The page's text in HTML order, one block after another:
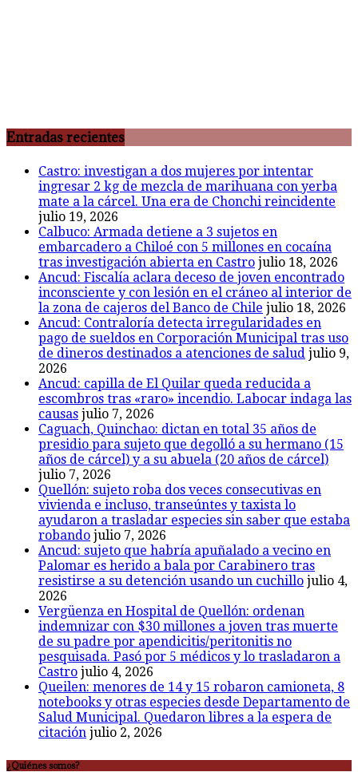
Entradas recientes
Castro: investigan a dos mujeres por intentar
ingresar 2 kg de mezcla de marihuana con yerba
mate a la cárcel. Una era de Chonchi reincidente
julio 19, 2026
Calbuco: Armada detiene a 3 sujetos en
embarcadero a Chiloé con 5 millones en cocaína
tras investigación abierta en Castro julio 18, 2026
Ancud: Fiscalía aclara deceso de joven encontrado
inconsciente y con lesión en el cráneo al interior de
la zona de cajeros del Banco de Chile julio 18, 2026
Ancud: Contraloría detecta irregularidades en
pago de sueldos en Corporación Municipal tras uso
de dineros destinados a atenciones de salud julio 9,
2026
Ancud: capilla de El Quilar queda reducida a
escombros tras «raro» incendio. Labocar indaga las
causas julio 7, 2026
Caguach, Quinchao: dictan en total 35 años de
presidio para sujeto que degolló a su hermano (15
años de cárcel) y a su abuela (20 años de cárcel)
julio 7, 2026
Quellón: sujeto roba dos veces consecutivas en
vivienda e incluso, transeúntes y taxista lo
ayudaron a trasladar especies sin saber que estaba
robando julio 7, 2026
Ancud: sujeto que habría apuñalado a vecino en
Palomar es herido a bala por Carabinero tras
resistirse a su detención usando un cuchillo julio 4,
2026
Vergüenza en Hospital de Quellón: ordenan
indemnizar con $30 millones a joven tras muerte
de su padre por apendicitis/peritonitis no
pesquisada. Pasó por 5 médicos y lo trasladaron a
Castro julio 4, 2026
Queilen: menores de 14 y 15 robaron camioneta, 8
notebooks y otras especies desde Departamento de
Salud Municipal. Quedaron libres a la espera de
citación julio 2, 2026
¿Quiénes somos?